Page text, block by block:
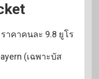
าคาคนละ 9.8 ยูโร
(เฉพาะบัส